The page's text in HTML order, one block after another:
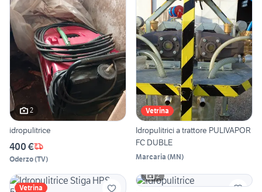
2
idropulitrice
400 €
Oderzo(TV)
Vetrina
Idropulitrici a trattore PULIVAPOR
FC DUBLE
Marcaria (MN)
Vetrina
2